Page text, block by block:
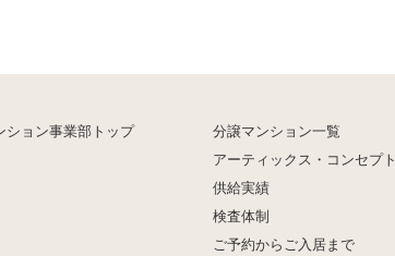
ション事業部トップ
分譲マンション一覧
アーティックス・コンセプト
供給実績
検査体制
ご予約からご入居まで